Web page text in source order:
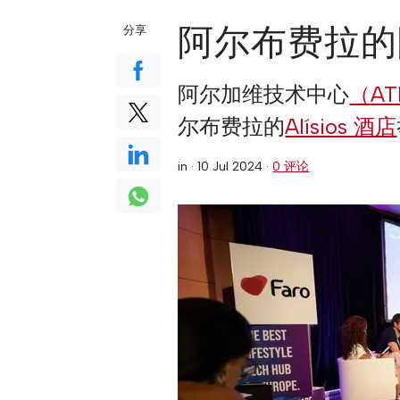
阿尔布费拉
阿尔加维技术中心 （
尔布费拉的Alísios 酒店
in ·10 Jul 2024 ·0 评论
分享